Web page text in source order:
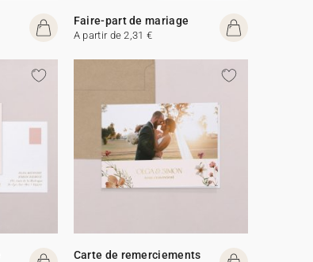
Faire-part de mariage
A partir de 2,31 €
Carte de remerciements